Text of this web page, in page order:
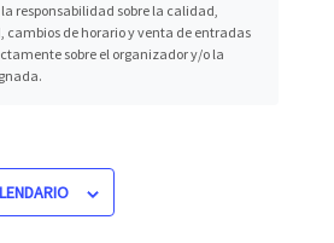
responsabilidad sobre la calidad,
cambios de horario y venta de entradas
sobre el organizador y/o la